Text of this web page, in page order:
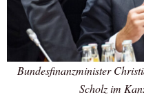
Bundesfinanzminister
Scholz im